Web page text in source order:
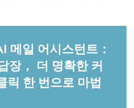
메일 어시스턴트：
장， 더 명확한 커
릭 한 번으로 마법